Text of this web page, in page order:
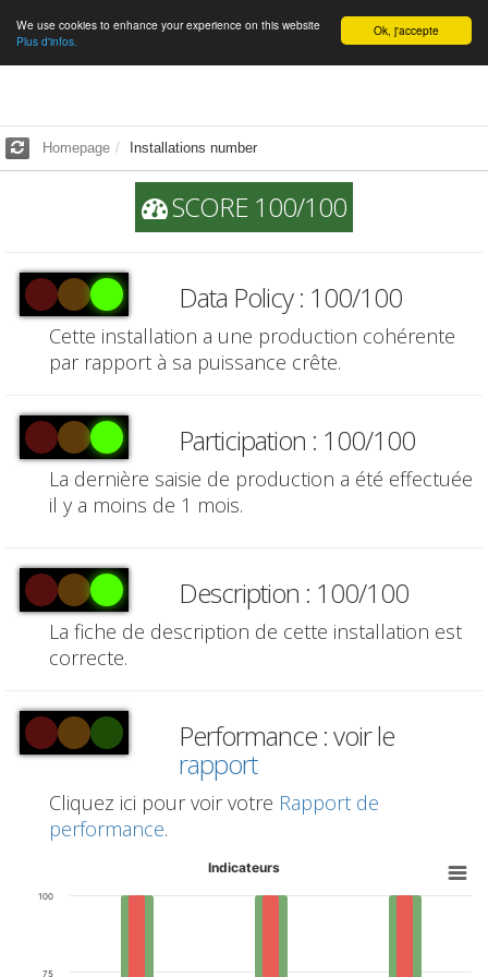
English Ok, j'accepte
We use cookies to enhance your experience on this website
Plus d'infos.
Homepage Installations number
SCORE 100/100
Data Policy : 100/100
Cette installation a une production cohérente
par rapport à sa puissance crête.
Participation : 100/100
La dernière saisie de production a été effectuée
il y a moins de 1 mois.
Description : 100/100
La fiche de description de cette installation est
correcte.
Performance : voir le
rapport
Cliquez ici pour voir votre Rapport de
performance.
Indicateurs
75
100